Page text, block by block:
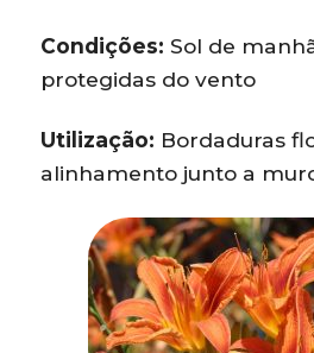
Condições: Sol de
protegidas do vento
Utilização: Bordaduras
alinhamento junto a